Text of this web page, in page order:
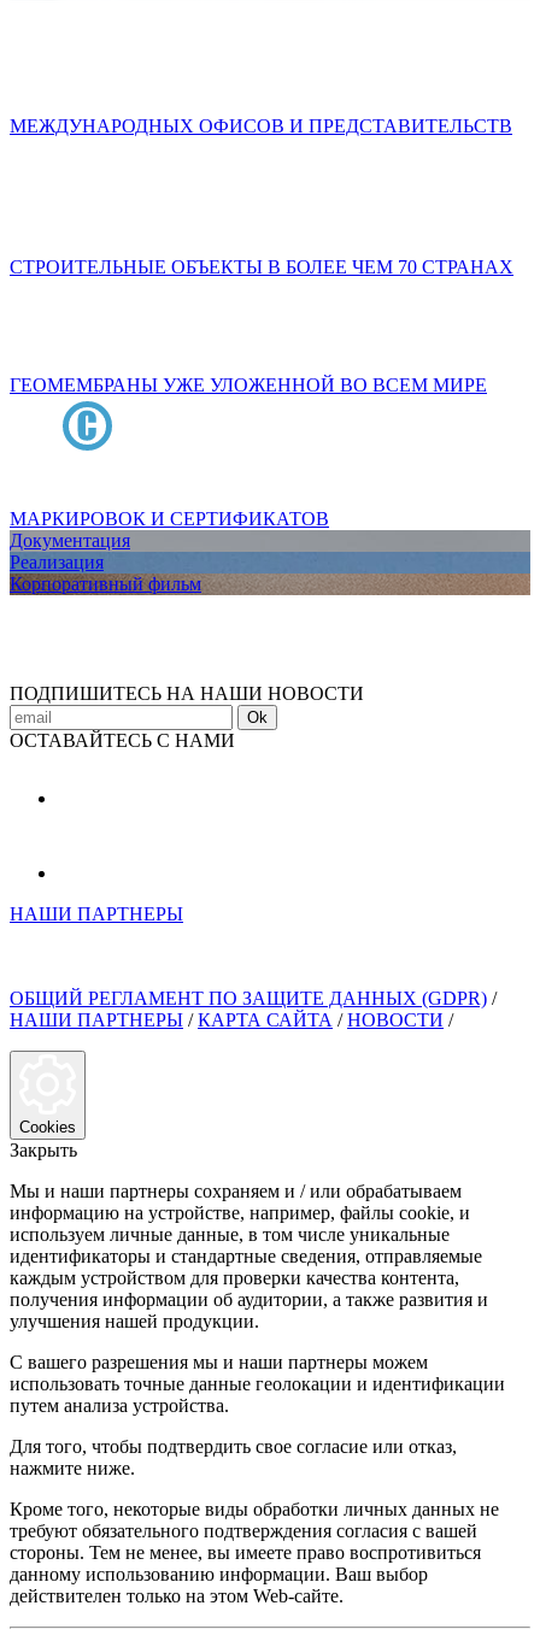
МЕЖДУНАРОДНЫХ ОФИСОВ И ПРЕДСТАВИТЕЛЬСТВ
СТРОИТЕЛЬНЫЕ ОБЪЕКТЫ В БОЛЕЕ ЧЕМ 70 СТРАНАХ
ГЕОМЕМБРАНЫ УЖЕ УЛОЖЕННОЙ ВО ВСЕМ МИРЕ
МАРКИРОВОК И СЕРТИФИКАТОВ
Документация
Реализация
Корпоративный фильм
ПОДПИШИТЕСЬ НА НАШИ НОВОСТИ
Ok
ОСТАВАЙТЕСЬ С НАМИ
НАШИ ПАРТНЕРЫ
ОБЩИЙ РЕГЛАМЕНТ ПО ЗАЩИТЕ ДАННЫХ (GDPR) /
НАШИ ПАРТНЕРЫ /КАРТА САЙТА /НОВОСТИ /
Cookies
Закрыть
Мы и наши партнеры сохраняем и / или обрабатываем
информацию на устройстве, например, файлы cookie, и
используем личные данные, в том числе уникальные
идентификаторы и стандартные сведения, отправляемые
каждым устройством для проверки качества контента,
получения информации об аудитории, а также развития и
улучшения нашей продукции.
С вашего разрешения мы и наши партнеры можем
использовать точные данные геолокации и идентификации
путем анализа устройства.
Для того, чтобы подтвердить свое согласие или отказ,
нажмите ниже.
Кроме того, некоторые виды обработки личных данных не
требуют обязательного подтверждения согласия с вашей
стороны. Тем не менее, вы имеете право воспротивиться
данному использованию информации. Ваш выбор
действителен только на этом Web-сайте.